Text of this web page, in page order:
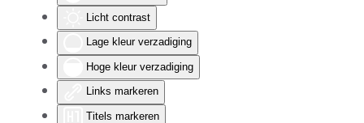
Licht contrast
Lage kleur verzadiging
Hoge kleur verzadiging
Links markeren
Titels markeren